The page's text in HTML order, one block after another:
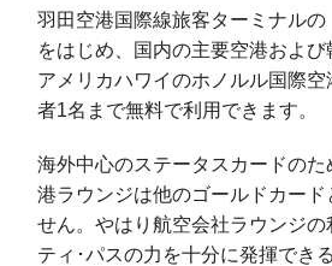
羽田空港国際線旅客ターミナルの
をはじめ、国内の主要空港および
アメリカハワイのホノルル国際
者1名まで無料で利用できます。
海外中心のステータスカードの
港ラウンジは他のゴールドカード
せん。やはり航空会社ラウンジの
ティ･パスの力を十分に発揮でき